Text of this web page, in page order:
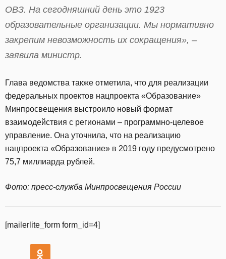
ОВЗ. На сегодняшний день это 1923
образовательные организации. Мы нормативно
закрепим невозможность их сокращения», –
заявила министр.
Глава ведомства также отметила, что для реализации
федеральных проектов нацпроекта «Образование»
Минпросвещения выстроило новый формат
взаимодействия с регионами – программно-целевое
управление. Она уточнила, что на реализацию
нацпроекта «Образование» в 2019 году предусмотрено
75,7 миллиарда рублей.
Фото: пресс-служба Минпросвещения России
[mailerlite_form form_id=4]